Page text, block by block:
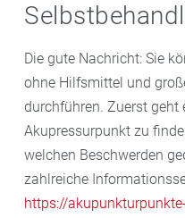
Die gute Nachricht: Sie
ohne Hilfsmittel und
durchführen. Zuerst geht
Akupressurpunkt zu
welchen Beschwerden
zahlreiche
https://